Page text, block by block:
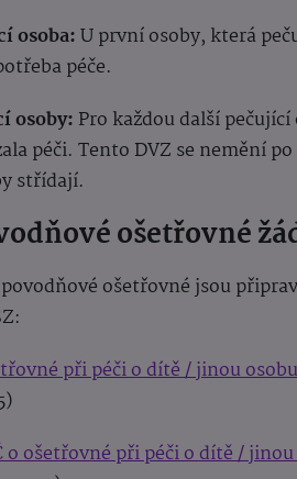
osoba:U první osoby, která
péče.
osoby:Pro každou další
péči. Tento DVZ se nemění
střídají.
ošetřovné
ošetřovné jsou
při péči o dítě / jinou
o ošetřovné při péči o dítě /